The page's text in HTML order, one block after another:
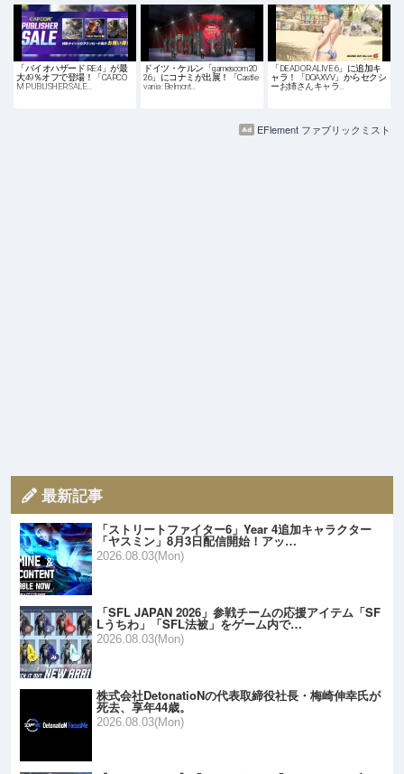
「バイオハザード RE:4」が最
大49％オフで登場！「CAPCO
M PUBLISHER SALE…
ドイツ・ケルン「gamescom 20
26」にコナミが出展！「Castle
vania: Belmont…
「DEAD OR ALIVE 6」に追加キ
ャラ！「DOAXVV」からセクシ
ーお姉さんキャラ…
EFlement ファブリックミスト
最新記事
「ストリートファイター6」Year 4追加キャラクター
「ヤスミン」8月3日配信開始！アッ…
2026.08.03(Mon)
「SFL JAPAN 2026」参戦チームの応援アイテム「SF
Lうちわ」「SFL法被」をゲーム内で…
2026.08.03(Mon)
株式会社DetonatioNの代表取締役社長・梅崎伸幸氏が
死去、享年44歳。
2026.08.03(Mon)